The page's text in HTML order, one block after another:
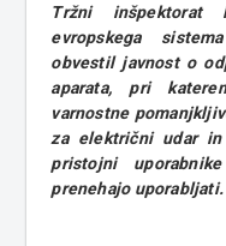
Tržni inšpektorat
evropskega
obvestil javnost o
aparata, pri
varnostne
za električni udar in
pristojni
prenehajo uporabljati.